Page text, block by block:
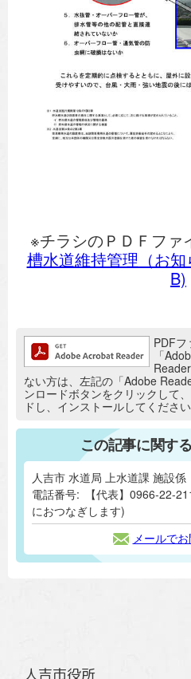
※チラシのＰＤＦフ
槽水道維持管理（お知
B)
追加情報：PDFファイルPDFフ
「
ない方は、左記の「Adobe
ンロードボタンをクリックして
ドし、インストールしてください
この記事に関す
人吉市 水道局 上水道課 施設係
電話番号:
【代表】0966-22-
におつなぎします)
メールで
人吉市役所